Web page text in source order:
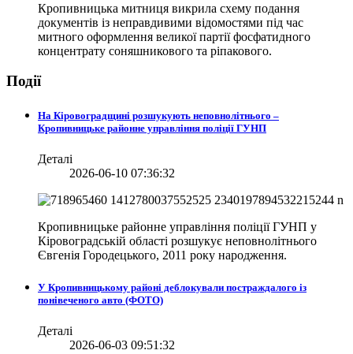
Кропивницька митниця викрила схему подання
документів із неправдивими відомостями під час
митного оформлення великої партії фосфатидного
концентрату соняшникового та ріпакового.
Події
На Кіровоградщині розшукують неповнолітнього –
Кропивницьке районне управління поліції ГУНП
Деталі
2026-06-10 07:36:32
Кропивницьке районне управління поліції ГУНП у
Кіровоградській області розшукує неповнолітнього
Євгенія Городецького, 2011 року народження.
У Кропивницькому районі деблокували постраждалого із
понівеченого авто (ФОТО)
Деталі
2026-06-03 09:51:32